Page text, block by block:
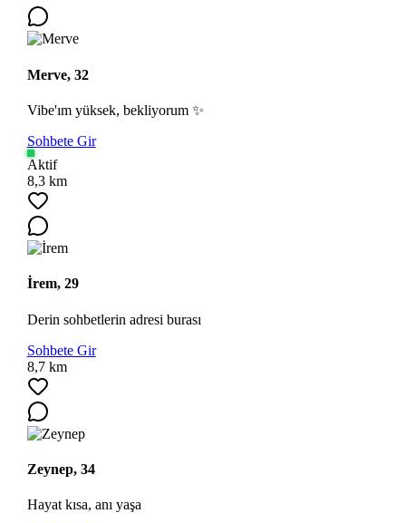
Merve, 32
Vibe'ım yüksek, bekliyorum ✨
Sohbete Gir
Aktif
8,3 km
İrem, 29
Derin sohbetlerin adresi burası
Sohbete Gir
8,7 km
Zeynep, 34
Hayat kısa, anı yaşa